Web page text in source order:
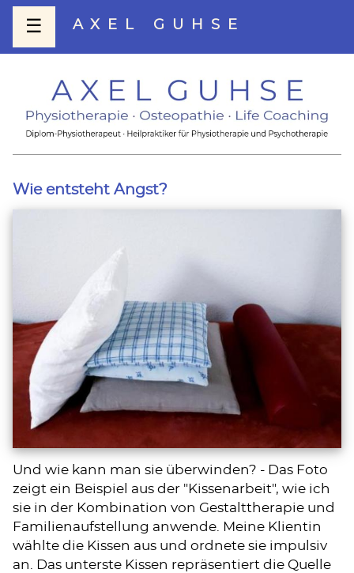
☰ AXEL GUHSE
Wie entsteht Angst?
Und wie kann man sie überwinden? - Das Foto
zeigt ein Beispiel aus der "Kissenarbeit", wie ich
sie in der Kombination von Gestalttherapie und
Familienaufstellung anwende. Meine Klientin
wählte die Kissen aus und ordnete sie impulsiv
an. Das unterste Kissen repräsentiert die Quelle